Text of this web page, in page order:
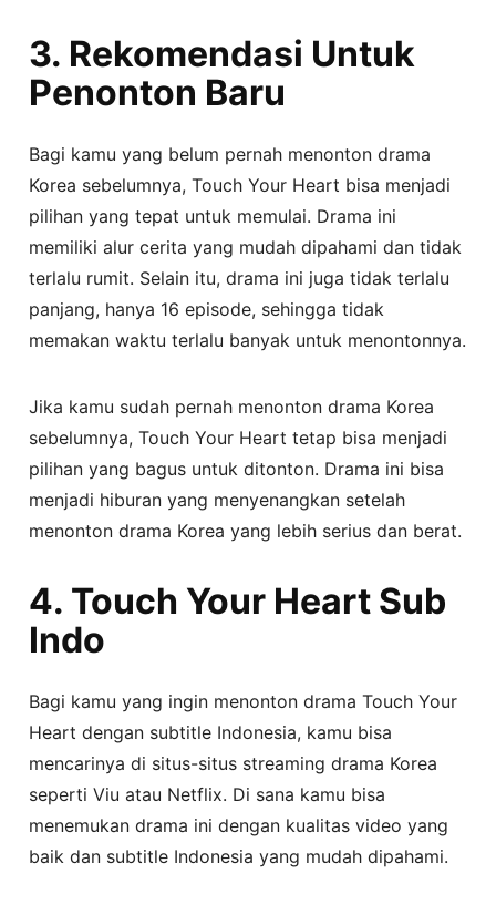
3. Rekomendasi Untuk
Penonton Baru
Bagi kamu yang belum pernah menonton drama
Korea sebelumnya, Touch Your Heart bisa menjadi
pilihan yang tepat untuk memulai. Drama ini
memiliki alur cerita yang mudah dipahami dan tidak
terlalu rumit. Selain itu, drama ini juga tidak terlalu
panjang, hanya 16 episode, sehingga tidak
memakan waktu terlalu banyak untuk menontonnya.
Jika kamu sudah pernah menonton drama Korea
sebelumnya, Touch Your Heart tetap bisa menjadi
pilihan yang bagus untuk ditonton. Drama ini bisa
menjadi hiburan yang menyenangkan setelah
menonton drama Korea yang lebih serius dan berat.
4. Touch Your Heart Sub
Indo
Bagi kamu yang ingin menonton drama Touch Your
Heart dengan subtitle Indonesia, kamu bisa
mencarinya di situs-situs streaming drama Korea
seperti Viu atau Netflix. Di sana kamu bisa
menemukan drama ini dengan kualitas video yang
baik dan subtitle Indonesia yang mudah dipahami.